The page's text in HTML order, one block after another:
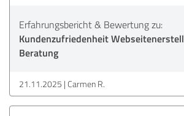
Erfahrungsbericht & Bewertung zu:
Kundenzufriedenheit
Beratung
21.11.2025 Carmen R.